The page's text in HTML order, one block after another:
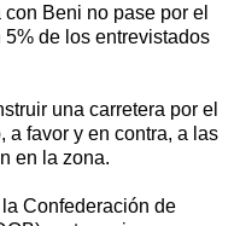
Beni no pase por el
de los entrevistados
una carretera por el
a favor y en contra, a las
en la zona.
Confederación de